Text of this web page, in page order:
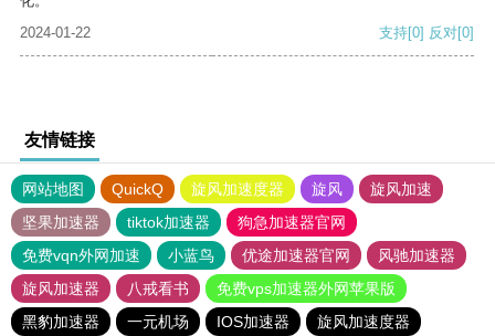
2024-01-22
支持[0] 反对[0]
友情链接
网站地图 QuickQ 旋风加速度器 旋风
旋风加速
坚果加速器
tiktok加速器
狗急加速器官网
免费vqn外网加速
小蓝鸟 优途加速器官网
风驰加速器
旋风加速器
八戒看书
免费vps加速器外网苹果版
黑豹加速器
一元机场 IOS加速器
旋风加速度器